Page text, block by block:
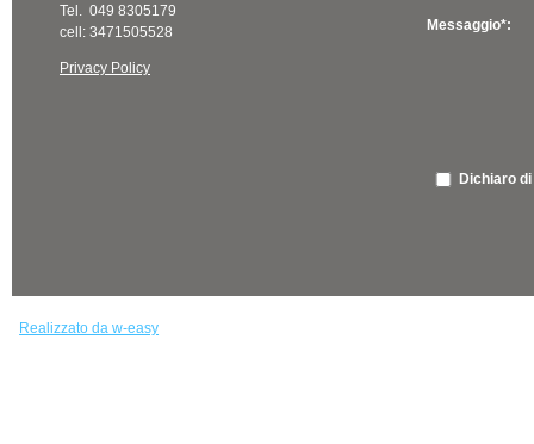
Tel. 049 8305179
cell: 3471505528
Privacy Policy
Messaggio*:
Dichiaro
Realizzato da w-easy